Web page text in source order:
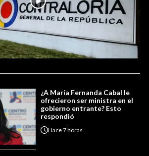
¿A María Fernanda Cabal le
ofrecieron ser ministra en el
gobierno entrante? Esto
respondió
Hace7 horas